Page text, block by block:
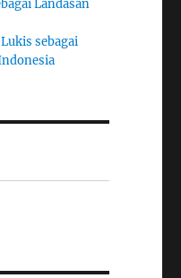
Landasan
sebagai